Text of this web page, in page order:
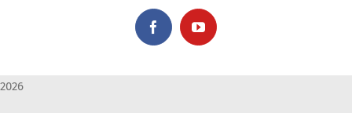
FacebookYouTube
2026